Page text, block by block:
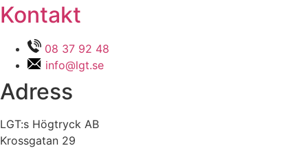
Kontakt
08 37 92 48
info@lgt.se
Adress
LGT:s Högtryck AB
Krossgatan 29